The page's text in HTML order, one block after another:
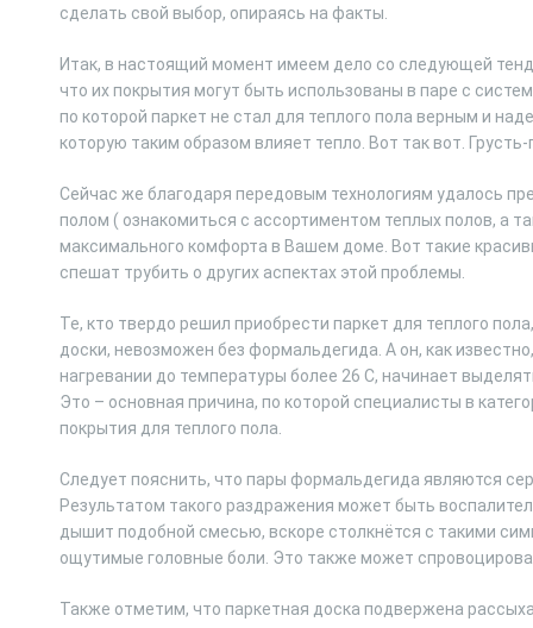
сделать свой выбор, опираясь на факты.
Итак, в настоящий момент имеем дело со следующей
что их покрытия могут быть использованы в паре с
по которой паркет не стал для теплого пола верным и
которую таким образом влияет тепло. Вот так вот.
Сейчас же благодаря передовым технологиям удалось
полом ( ознакомиться с ассортиментом теплых полов, а
максимального комфорта в Вашем доме. Вот такие
спешат трубить о других аспектах этой проблемы.
Те, кто твердо решил приобрести паркет для теплого
доски, невозможен без формальдегида. А он, как
нагревании до температуры более 26 С, начинает
Это – основная причина, по которой специалисты в
покрытия для теплого пола.
Следует пояснить, что пары формальдегида являются
Результатом такого раздражения может быть
дышит подобной смесью, вскоре столкнётся с такими
ощутимые головные боли. Это также может
Также отметим, что паркетная доска подвержена